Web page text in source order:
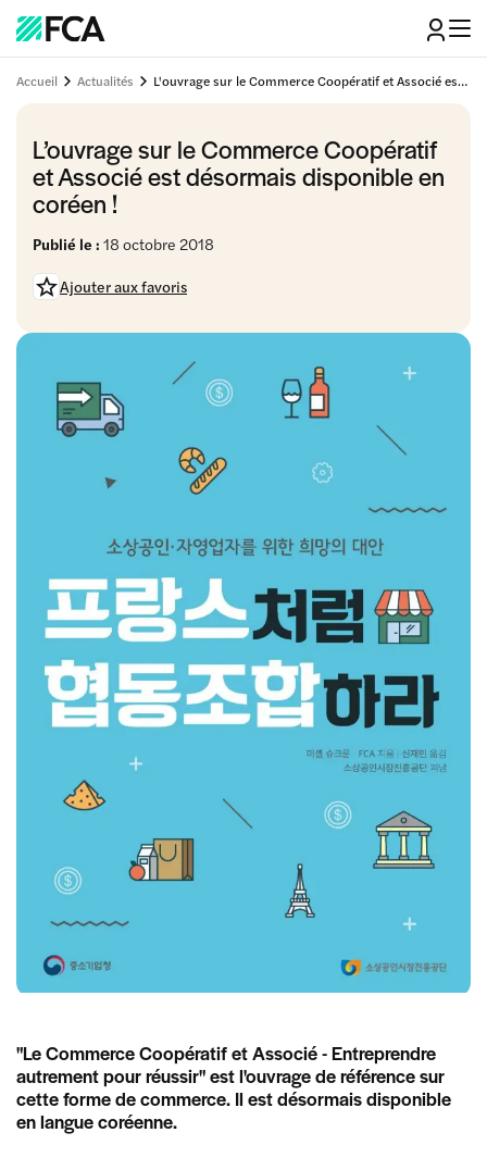
Accueil Actualités L'ouvrage sur le Commerce Coopératif et Associé est désormais disponible en coréen !
L’ouvrage sur le Commerce Coopératif
et Associé est désormais disponible en
coréen !
Publié le : 18 octobre 2018
Ajouter aux favoris
"Le Commerce Coopératif et Associé - Entreprendre
autrement pour réussir" est l'ouvrage de référence sur
cette forme de commerce. Il est désormais disponible
en langue coréenne.